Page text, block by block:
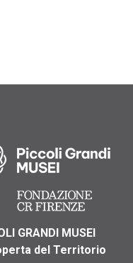
GRANDI MUSEI
del Territorio